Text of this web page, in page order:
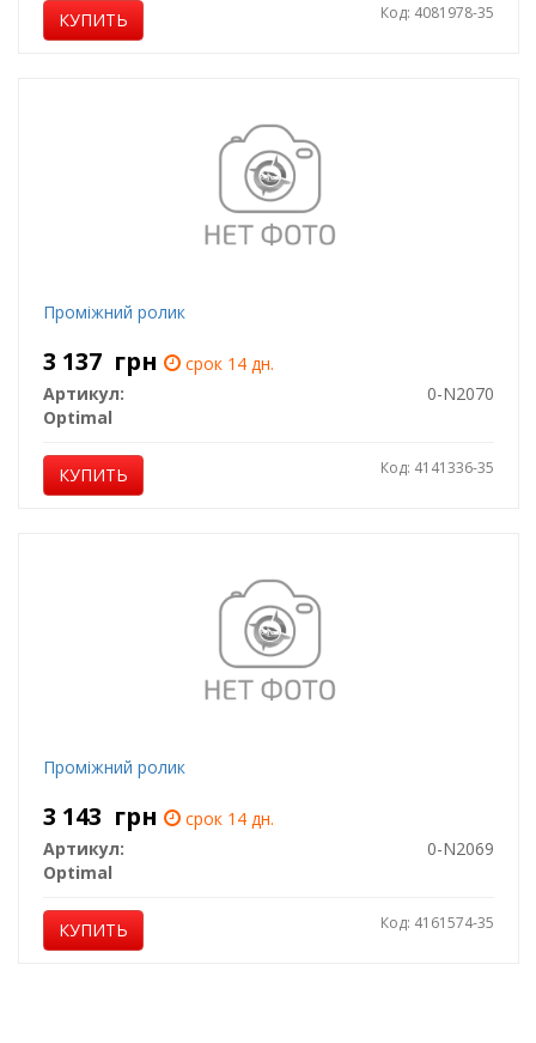
КУПИТЬ Код: 4081978-35
Проміжний ролик
3 137 грн
срок 14 дн.
Артикул:
0-N2070
Optimal
КУПИТЬ Код: 4141336-35
Проміжний ролик
3 143 грн
срок 14 дн.
Артикул:
0-N2069
Optimal
КУПИТЬ Код: 4161574-35